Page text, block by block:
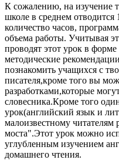
К сожалению, на изучение
школе в среднем
количество часов,
объема работы. Учитывая
проводят этот урок в
методические
познакомить учащихся с
писателя,кроме того вы
разработками,которые
словесника.Кроме того
урок(английский язык и
малоизвестному
моста".Этот урок можно
углубленным изучением
домашнего чтения.